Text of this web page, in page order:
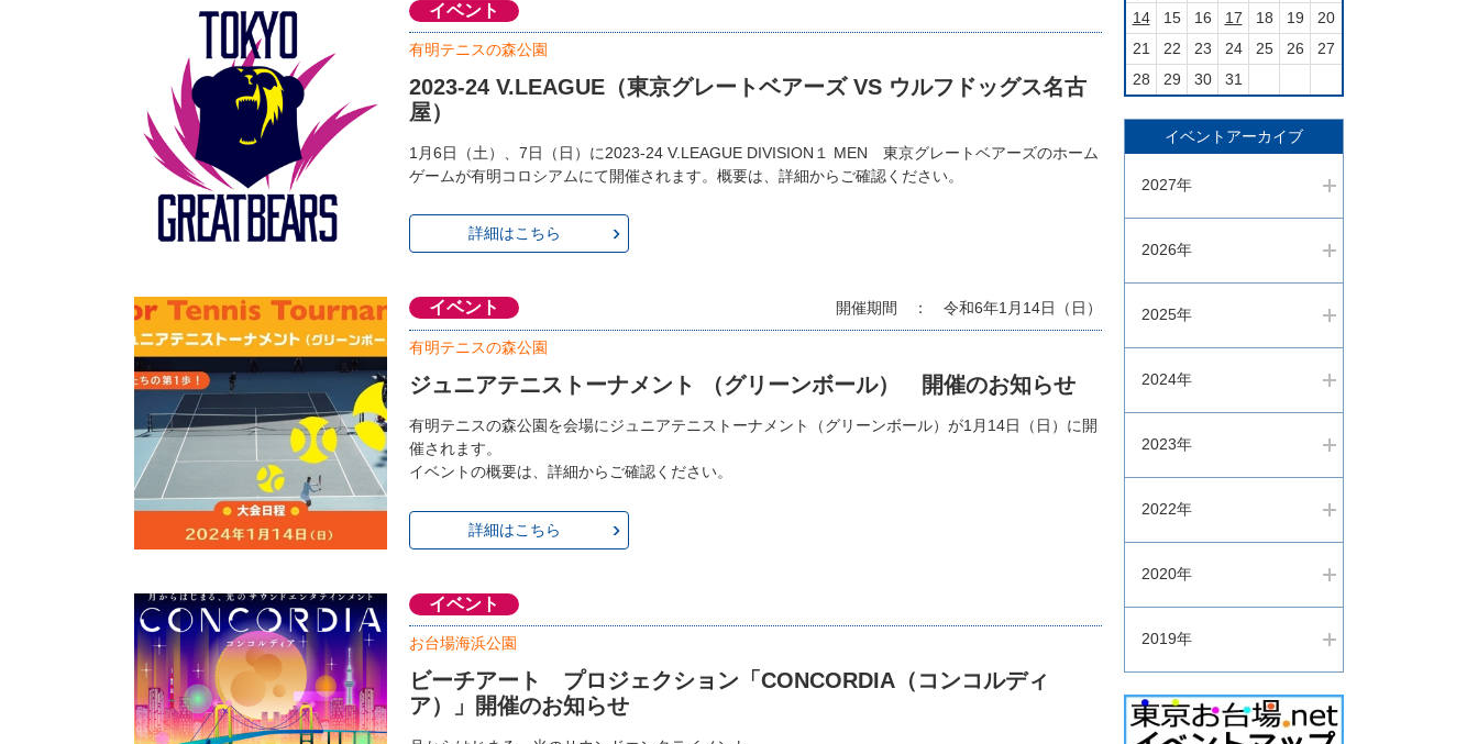
イベント
有明テニスの森公園
2023-24 V.LEAGUE（東京グレートベアーズ VS ウルフドッグス名古
屋）
1月6日（土）、7日（日）に2023-24 V.LEAGUE DIVISION１ MEN 東京グレートベアーズのホーム
ゲームが有明コロシアムにて開催されます。概要は、詳細からご確認ください。
詳細はこちら
イベント 開催期間 ： 令和6年1月14日（日）
有明テニスの森公園
ジュニアテニストーナメント （グリーンボール） 開催のお知らせ
有明テニスの森公園を会場にジュニアテニストーナメント（グリーンボール）が1月14日（日）に開
催されます。
イベントの概要は、詳細からご確認ください。
詳細はこちら
イベント
お台場海浜公園
ビーチアート プロジェクション「CONCORDIA（コンコルディ
ア）」開催のお知らせ
14
15 16 17 18 19
20
21
22 23 24 25 26
27
28
29 30 31
イベントアーカイブ
2027年
2026年
2025年
2024年
2023年
2022年
2020年
2019年